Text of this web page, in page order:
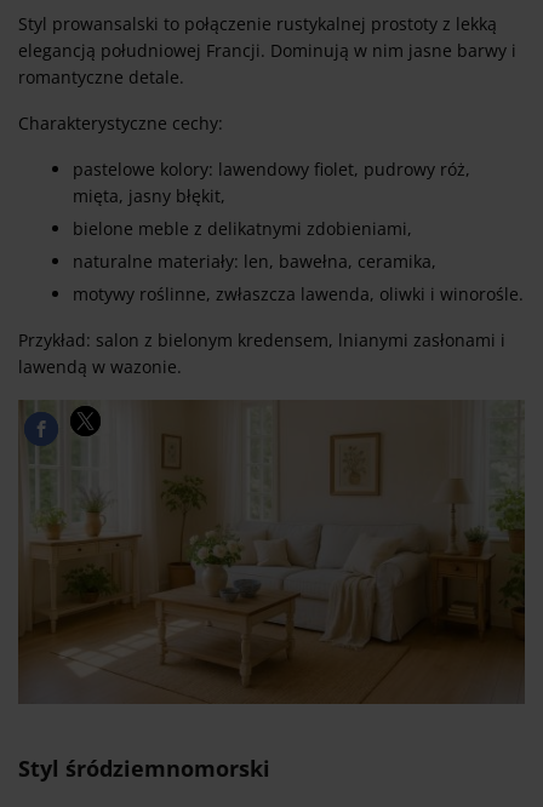
Styl prowansalski to połączenie rustykalnej prostoty z lekką
elegancją południowej Francji. Dominują w nim jasne barwy i
romantyczne detale.
Charakterystyczne cechy:
pastelowe kolory: lawendowy fiolet, pudrowy róż,
mięta, jasny błękit,
bielone meble z delikatnymi zdobieniami,
naturalne materiały: len, bawełna, ceramika,
motywy roślinne, zwłaszcza lawenda, oliwki i winorośle.
Przykład: salon z bielonym kredensem, lnianymi zasłonami i
lawendą w wazonie.
Styl śródziemnomorski